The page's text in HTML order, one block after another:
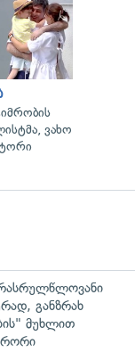
ვახო
განზრახ
მუხლით